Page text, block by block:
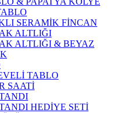
SERAMİK FİNCAN
ALTLIĞI
ALTLIĞI & BEYAZ
TABLO
SAATİ
HEDİYE SETİ